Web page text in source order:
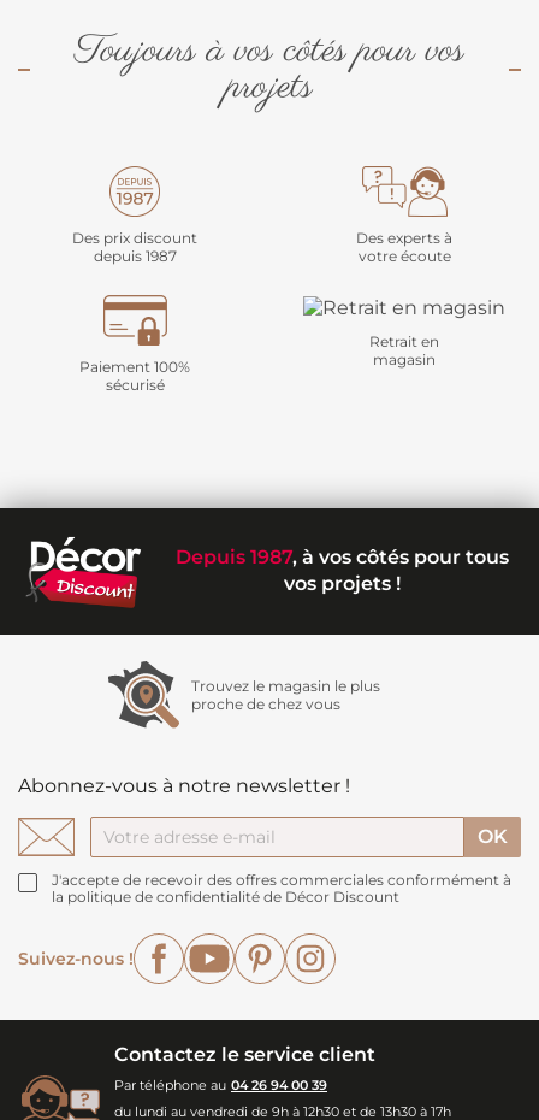
Toujours à vos côtés pour vos
projets
Des prix discount
depuis 1987
Des experts à
votre écoute
Paiement 100%
sécurisé
Retrait en
magasin
Depuis 1987, à vos côtés pour tous
vos projets !
Trouvez le magasin le plus
proche de chez vous
Abonnez-vous à notre newsletter !
J'accepte de recevoir des offres commerciales conformément à
la politique de confidentialité de Décor Discount
Suivez-nous !
FacebookYouTubePinterest
Contactez le service client
Par téléphone au 04 26 94 00 39
du lundi au vendredi de 9h à 12h30 et de 13h30 à 17h